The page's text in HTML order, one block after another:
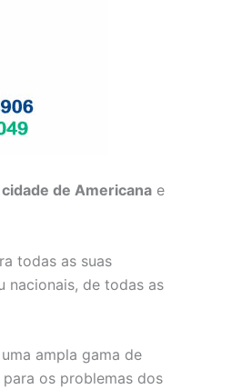
cidade de Americana e
todas as suas
nacionais, de todas as
ampla gama de
os problemas dos